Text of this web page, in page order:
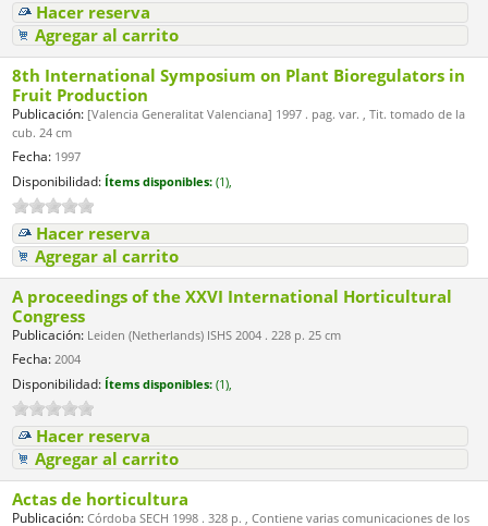
Hacer reserva
Agregar al carrito
8th International Symposium on Plant Bioregulators in
Fruit Production
Publicación: [Valencia Generalitat Valenciana] 1997 . pag. var. , Tit. tomado de la
cub. 24 cm
Fecha: 1997
Disponibilidad: Ítems disponibles: (1),
Hacer reserva
Agregar al carrito
A proceedings of the XXVI International Horticultural
Congress
Publicación: Leiden (Netherlands) ISHS 2004 . 228 p. 25 cm
Fecha: 2004
Disponibilidad: Ítems disponibles: (1),
Hacer reserva
Agregar al carrito
Actas de horticultura
Publicación: Córdoba SECH 1998 . 328 p. , Contiene varias comunicaciones de los